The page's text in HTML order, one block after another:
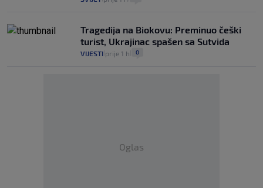
Tragedija na Biokovu: Preminuo češki
turist, Ukrajinac spašen sa Sutvida
VIJESTI prije 1 h 0
Oglas